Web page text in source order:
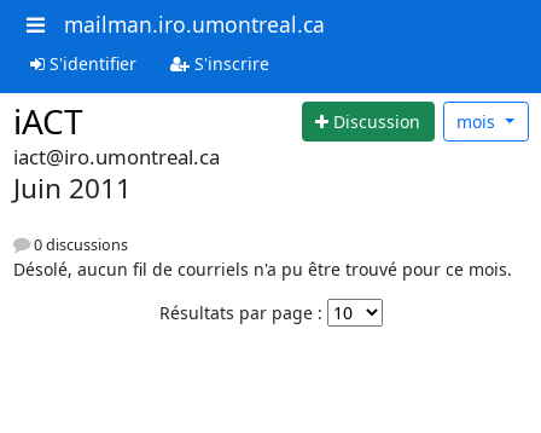
mailman.iro.umontreal.ca
S'identifier S'inscrire
iACT Discussion mois
iact@iro.umontreal.ca
Juin 2011
0 discussions
Désolé, aucun fil de courriels n'a pu être trouvé pour ce mois.
Résultats par page :